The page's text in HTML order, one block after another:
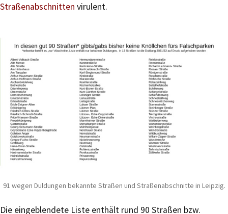
Straßenabschnitten virulent.
91 wegen Duldungen bekannte Straßen und Straßenabschnitte in Leipzig.
Die eingeblendete Liste enthält rund 90 Straßen bzw.